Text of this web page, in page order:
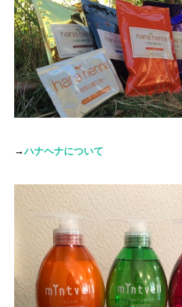
→ハナヘナについて